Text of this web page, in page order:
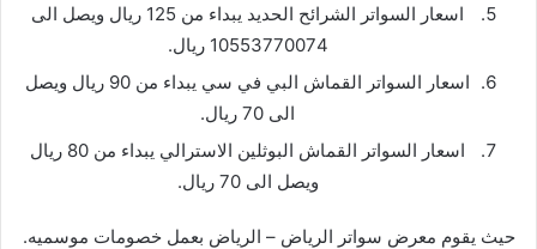
اسعار السواتر الشرائح الحديد يبداء من 125 ريال ويصل الى
10553770074 ريال.
اسعار السواتر القماش البي في سي يبداء من 90 ريال ويصل
الى 70 ريال.
اسعار السواتر القماش البوثلين الاسترالي يبداء من 80 ريال
ويصل الى 70 ريال.
حيث يقوم معرض سواتر الرياض – الرياض بعمل خصومات موسميه.